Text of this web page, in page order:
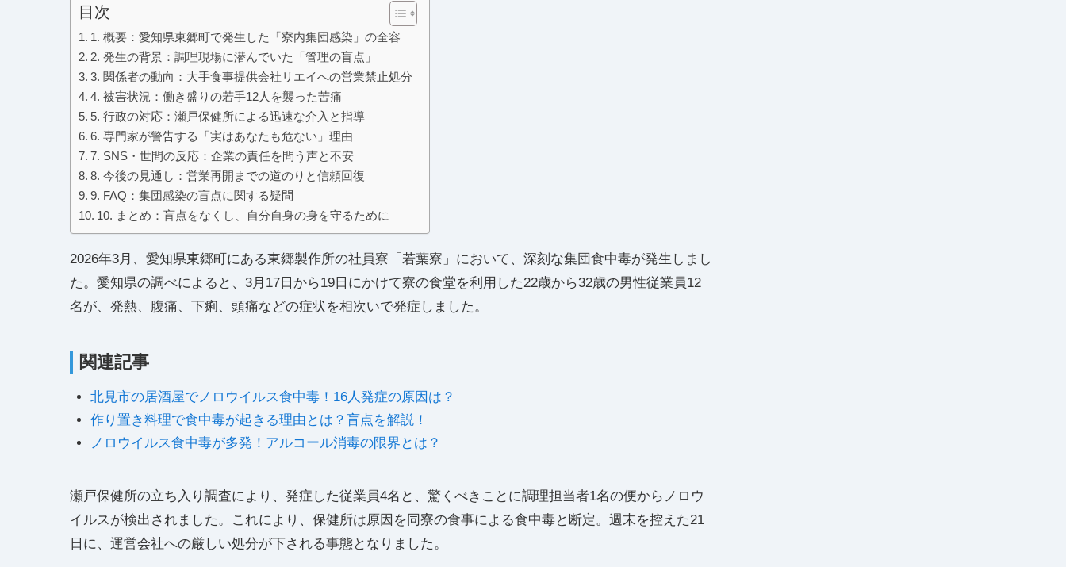
目次
1. 概要：愛知県東郷町で発生した「寮内集団感染」の全容
2. 発生の背景：調理現場に潜んでいた「管理の盲点」
3. 関係者の動向：大手食事提供会社リエイへの営業禁止処分
4. 被害状況：働き盛りの若手12人を襲った苦痛
5. 行政の対応：瀬戸保健所による迅速な介入と指導
6. 専門家が警告する「実はあなたも危ない」理由
7. SNS・世間の反応：企業の責任を問う声と不安
8. 今後の見通し：営業再開までの道のりと信頼回復
9. FAQ：集団感染の盲点に関する疑問
10. まとめ：盲点をなくし、自分自身の身を守るために
2026年3月、愛知県東郷町にある東郷製作所の社員寮「若葉寮」において、深刻な集団食中毒が発生しまし
た。愛知県の調べによると、3月17日から19日にかけて寮の食堂を利用した22歳から32歳の男性従業員12
名が、発熱、腹痛、下痢、頭痛などの症状を相次いで発症しました。
関連記事
北見市の居酒屋でノロウイルス食中毒！16人発症の原因は？
作り置き料理で食中毒が起きる理由とは？盲点を解説！
ノロウイルス食中毒が多発！アルコール消毒の限界とは？
瀬戸保健所の立ち入り調査により、発症した従業員4名と、驚くべきことに調理担当者1名の便からノロウ
イルスが検出されました。これにより、保健所は原因を同寮の食事による食中毒と断定。週末を控えた21
日に、運営会社への厳しい処分が下される事態となりました。